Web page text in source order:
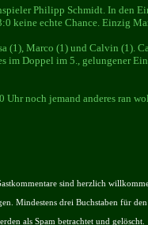
Philipp Schmidt. In den
keine echte Chance. Einzig
(1), Marco (1) und Calvin (1).
im Doppel im 5., gelungener
noch jemand anderes ran
sind herzlich
Mindestens drei Buchstaben für
als Spam betrachtet und gelöscht.